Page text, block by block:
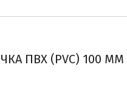
ПВХ (PVC) 100